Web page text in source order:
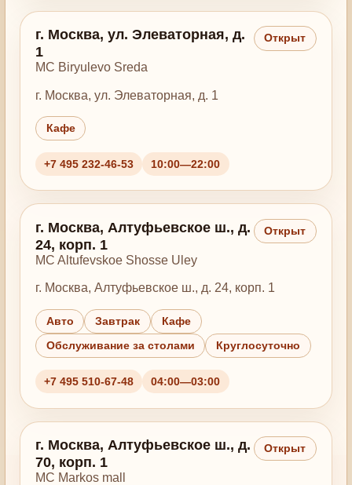
г. Москва, ул. Элеваторная, д.
1
MC Biryulevo Sreda
Открыт
г. Москва, ул. Элеваторная, д. 1
Кафе
+7 495 232-46-53 10:00—22:00
г. Москва, Алтуфьевское ш., д.
24, корп. 1
MC Altufevskoe Shosse Uley
Открыт
г. Москва, Алтуфьевское ш., д. 24, корп. 1
Авто Завтрак Кафе
Обслуживание за столами Круглосуточно
+7 495 510-67-48 04:00—03:00
г. Москва, Алтуфьевское ш., д.
70, корп. 1
MC Markos mall
Открыт